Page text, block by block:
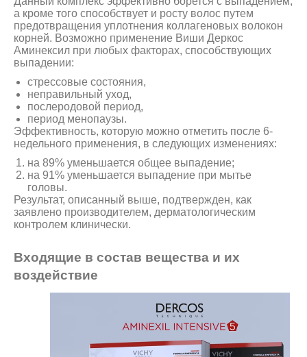
а кроме того способствует и росту волос путем
предотвращения уплотнения коллагеновых волокон
корней. Возможно применение Виши Деркос
Аминексил при любых факторах, способствующих
выпадении:
стрессовые состояния,
неправильный уход,
послеродовой период,
период менопаузы.
Эффективность, которую можно отметить после 6-
недельного применения, в следующих изменениях:
на 89% уменьшается общее выпадение;
на 91% уменьшается выпадение при мытье
головы.
Результат, описанный выше, подтвержден, как
заявлено производителем, дерматологическим
контролем клинически.
Входящие в состав вещества и их
воздействие